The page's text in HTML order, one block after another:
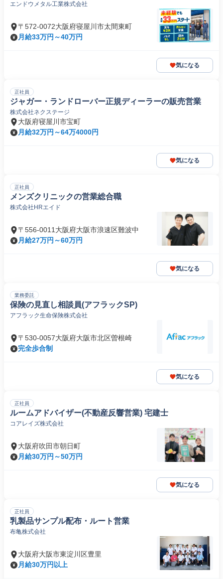
エンドウメタル工業株式会社
〒572-0072大阪府寝屋川市太間東町
月給33万円～40万円
気になる
正社員
ジャガー・ランドローバー正規ディーラーの販売営業
株式会社ネクステージ
大阪府寝屋川市宝町
月給32万円～64万4000円
気になる
正社員
メンズクリニックの営業総合職
株式会社HRエイド
〒556-0011大阪府大阪市浪速区難波中
月給27万円～60万円
気になる
業務委託
保険の見直し相談員(アフラックSP)
アフラック生命保険株式会社
〒530-0057大阪府大阪市北区曽根崎
完全歩合制
気になる
正社員
ルームアドバイザー(不動産反響営業) 宅建士
コアレイズ株式会社
大阪府吹田市朝日町
月給30万円～50万円
気になる
正社員
乳製品サンプル配布・ルート営業
布亀株式会社
大阪府大阪市東淀川区豊里
月給30万円以上